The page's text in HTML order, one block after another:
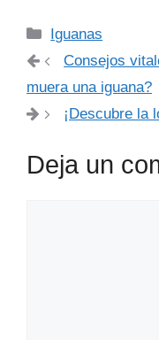
Categorías
Iguanas
Consejos
muera una iguana?
¡Descubre la
Deja un